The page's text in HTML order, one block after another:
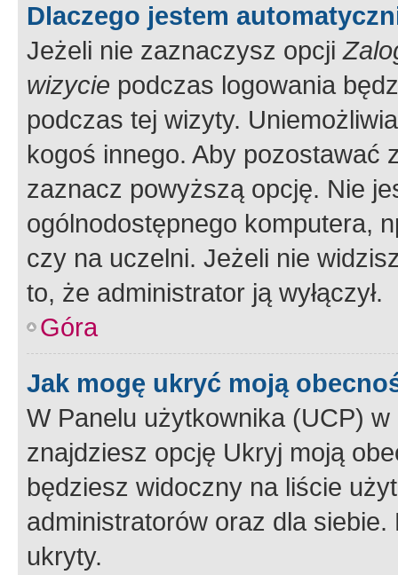
Dlaczego jestem
Jeżeli nie zaznaczysz opcji
wizycie podczas logowania
podczas tej wizyty.
kogoś innego. Aby pozostawać
zaznacz powyższą opcję. Nie
ogólnodostępnego komputera,
czy na uczelni. Jeżeli nie
to, że administrator ją wyłączył.
Góra
Jak mogę ukryć moją
W Panelu użytkownika (UCP) w
znajdziesz opcję Ukryj moją
będziesz widoczny na liście
administratorów oraz dla
ukryty.